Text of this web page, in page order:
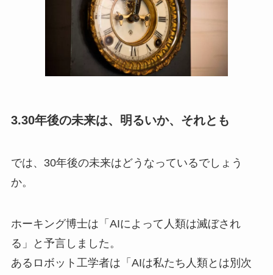
3.30年後の未来は、明るいか、それとも
では、30年後の未来はどうなっているでしょう
か。
ホーキング博士は「AIによって人類は滅ぼされ
る」と予言しました。
あるロボット工学者は「AIは私たち人類とは別次